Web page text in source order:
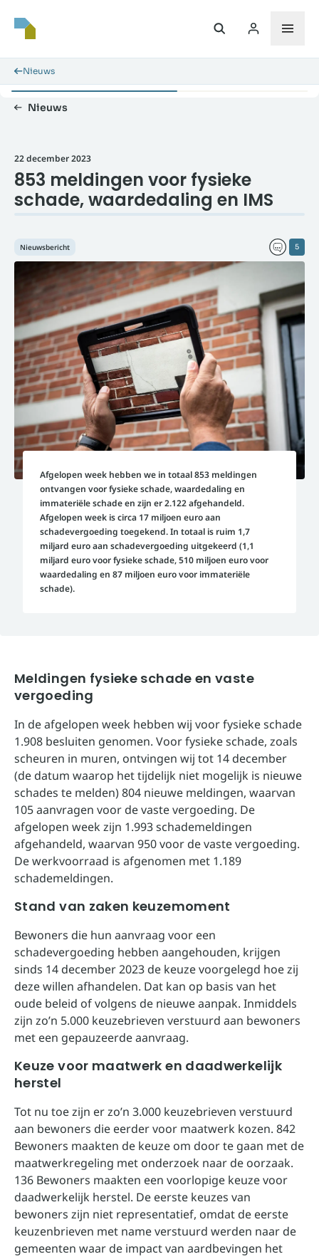
Nieuws
Nieuws
22 december 2023
853 meldingen voor fysieke
schade, waardedaling en IMS
5
Nieuwsbericht
Afgelopen week hebben we in totaal 853 meldingen
ontvangen voor fysieke schade, waardedaling en
immateriële schade en zijn er 2.122 afgehandeld.
Afgelopen week is circa 17 miljoen euro aan
schadevergoeding toegekend. In totaal is ruim 1,7
miljard euro aan schadevergoeding uitgekeerd (1,1
miljard euro voor fysieke schade, 510 miljoen euro voor
waardedaling en 87 miljoen euro voor immateriële
schade).
Meldingen fysieke schade en vaste
vergoeding
In de afgelopen week hebben wij voor fysieke schade
1.908 besluiten genomen. Voor fysieke schade, zoals
scheuren in muren, ontvingen wij tot 14 december
(de datum waarop het tijdelijk niet mogelijk is nieuwe
schades te melden) 804 nieuwe meldingen, waarvan
105 aanvragen voor de vaste vergoeding. De
afgelopen week zijn 1.993 schademeldingen
afgehandeld, waarvan 950 voor de vaste vergoeding.
De werkvoorraad is afgenomen met 1.189
schademeldingen.
Stand van zaken keuzemoment
Bewoners die hun aanvraag voor een
schadevergoeding hebben aangehouden, krijgen
sinds 14 december 2023 de keuze voorgelegd hoe zij
deze willen afhandelen. Dat kan op basis van het
oude beleid of volgens de nieuwe aanpak. Inmiddels
zijn zo’n 5.000 keuzebrieven verstuurd aan bewoners
met een gepauzeerde aanvraag.
Keuze voor maatwerk en daadwerkelijk
herstel
Tot nu toe zijn er zo’n 3.000 keuzebrieven verstuurd
aan bewoners die eerder voor maatwerk kozen. 842
Bewoners maakten de keuze om door te gaan met de
maatwerkregeling met onderzoek naar de oorzaak.
136 Bewoners maakten een voorlopige keuze voor
daadwerkelijk herstel. De eerste keuzes van
bewoners zijn niet representatief, omdat de eerste
keuzenbrieven met name verstuurd werden naar de
gemeenten waar de impact van aardbevingen het